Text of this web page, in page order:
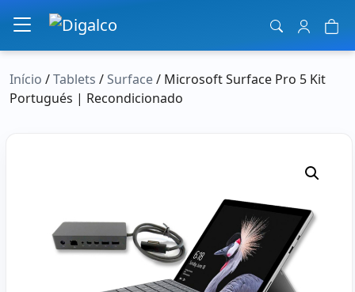
Navegação principal
Início /Tablets /Surface/ Microsoft Surface Pro 5 Kit
Portugués | Recondicionado